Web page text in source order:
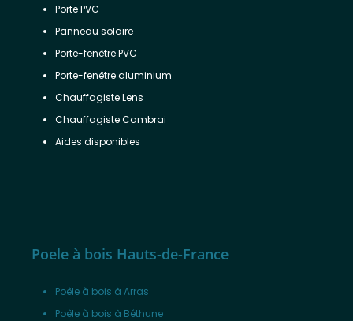
Porte PVC
Panneau solaire
Porte-fenêtre PVC
Porte-fenêtre aluminium
Chauffagiste Lens
Chauffagiste Cambrai
Aides disponibles
Poele à bois Hauts-de-France
Poêle à bois à Arras
Poêle à bois à Béthune